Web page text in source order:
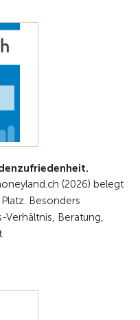
(2026) belegt
Besonders
Verhältnis, Beratung,